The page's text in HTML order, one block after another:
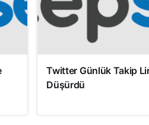
Twitter Günlük Takip
Düşürdü